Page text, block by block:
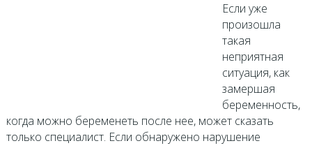
Если уже
произошла
такая
неприятная
ситуация, как
замершая
беременность,
когда можно беременеть после нее, может сказать
только специалист. Если обнаружено нарушение